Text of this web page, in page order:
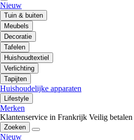
Nieuw
Tuin & buiten
Meubels
Decoratie
Tafelen
Huishoudtextiel
Verlichting
Tapijten
Huishoudelijke apparaten
Lifestyle
Merken
Klantenservice in Frankrijk Veilig betalen
Zoeken
Nieuw